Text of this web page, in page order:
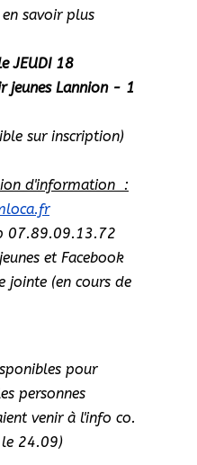
savoir plus
JEUDI 18
jeunes Lannion - 1
sur inscription)
d'information :
07.89.09.13.72
et Facebook
jointe (en cours de
pour
personnes
venir à l'info co.
le 24.09)